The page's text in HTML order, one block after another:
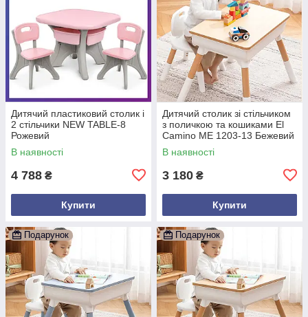
Дитячий пластиковий столик і
2 стільчики NEW TABLE-8
Рожевий
В наявності
4 788 ₴
Купити
Дитячий столик зі стільчиком
з поличкою та кошиками El
Camino ME 1203-13 Бежевий
В наявності
3 180 ₴
Купити
Подарунок Подарунок